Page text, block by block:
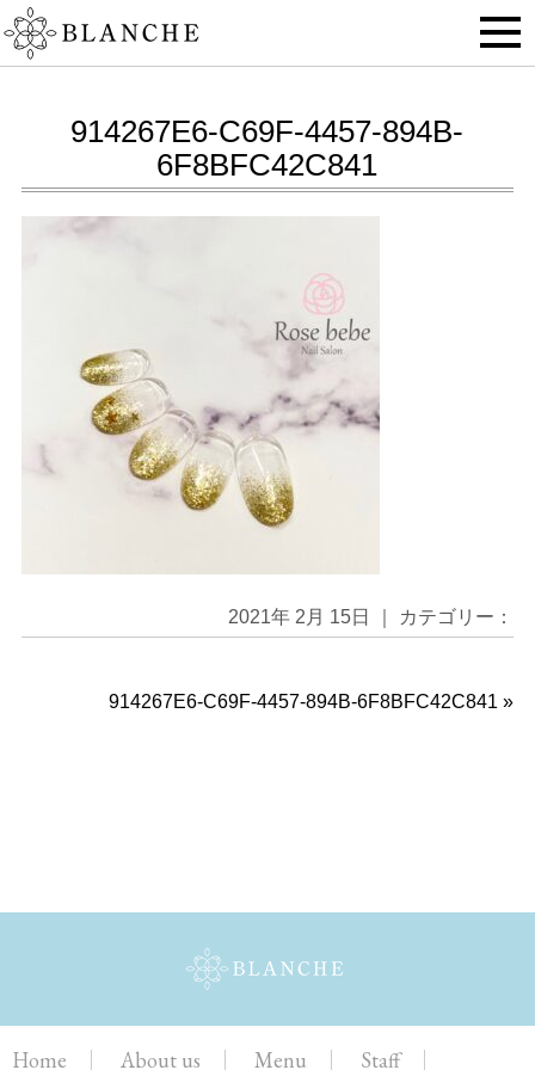
914267E6-C69F-4457-894B-
6F8BFC42C841
2021年 2月 15日 ｜ カテゴリー：
914267E6-C69F-4457-894B-6F8BFC42C841 »
Home About us Menu Staff